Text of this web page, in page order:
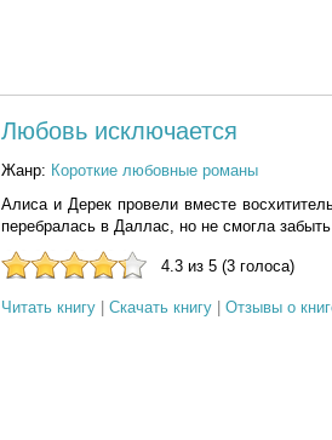
Любовь исключается
Жанр: Короткие любовные романы
Алиса и Дерек провели вместе
перебралась в Даллас, но не смогла
4.3 из 5 (3 голоса)
Читать книгу| Скачать книгу| Отзывы о